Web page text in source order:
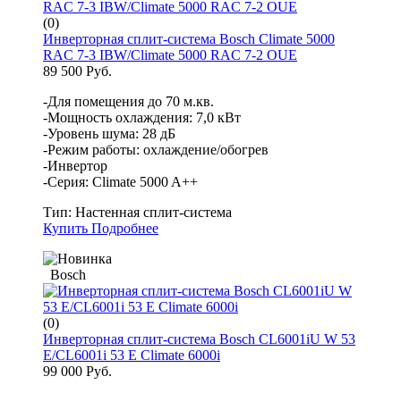
(0)
Инверторная сплит-система Bosch Climate 5000
RAC 7-3 IBW/Climate 5000 RAC 7-2 OUE
89 500 Руб.
-Для помещения до 70 м.кв.
-Мощность охлаждения: 7,0 кВт
-Уровень шума: 28 дБ
-Режим работы: охлаждение/обогрев
-Инвертор
-Серия: Climate 5000 A++
Тип: Настенная сплит-система
Купить Подробнее
Bosch
(0)
Инверторная сплит-система Bosch CL6001iU W 53
E/CL6001i 53 E Climate 6000i
99 000 Руб.